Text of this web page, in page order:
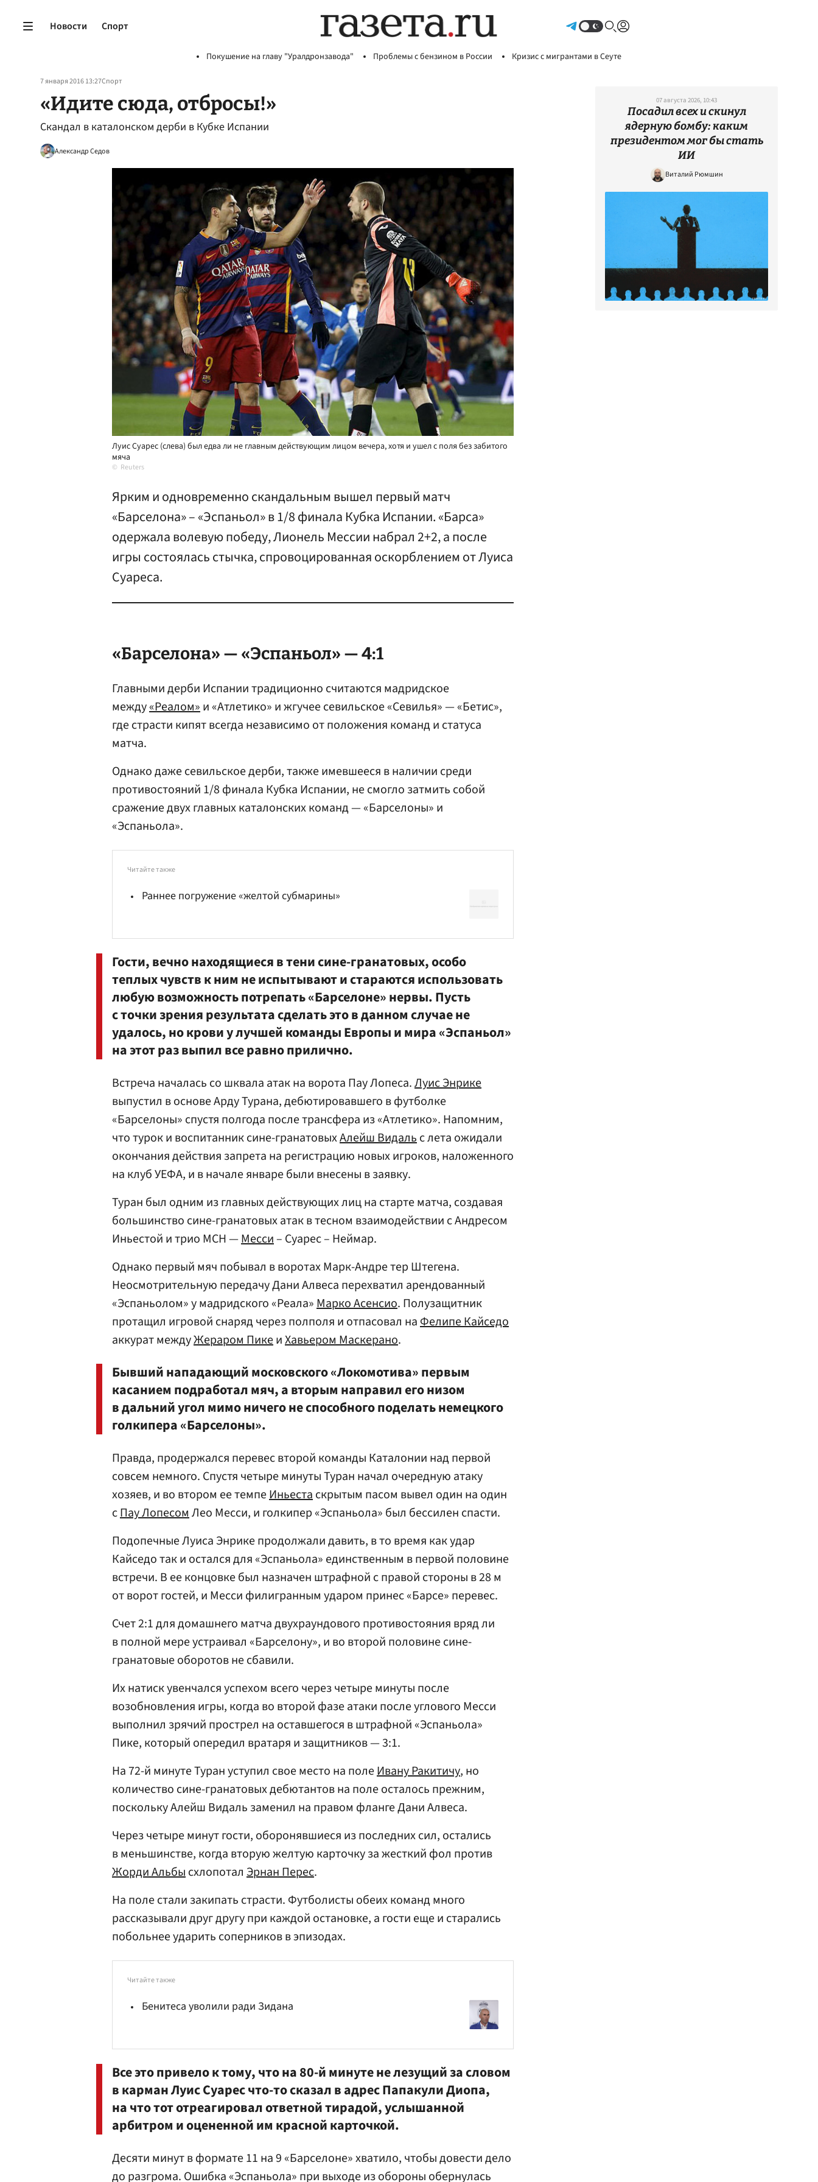
Новости Спорт
Покушение на главу "Уралдронзавода" Проблемы с бензином в России Кризис с мигрантами в Сеуте
7 января 2016 13:27Спорт
«Идите сюда, отбросы!»
Скандал в каталонском дерби в Кубке Испании
Александр Седов
Луис Суарес (слева) был едва ли не главным действующим лицом вечера, хотя и ушел с поля без забитого
мяча
Reuters
Ярким и одновременно скандальным вышел первый матч
«Барселона» – «Эспаньол» в 1/8 финала Кубка Испании. «Барса»
одержала волевую победу, Лионель Мессии набрал 2+2, а после
игры состоялась стычка, спровоцированная оскорблением от Луиса
Суареса.
«Барселона» — «Эспаньол» — 4:1
Главными дерби Испании традиционно считаются мадридское
между«Реалом»и «Атлетико» и жгучее севильское «Севилья» — «Бетис»,
где страсти кипят всегда независимо от положения команд и статуса
матча.
Однако даже севильское дерби, также имевшееся в наличии среди
противостояний 1/8 финала Кубка Испании, не смогло затмить собой
сражение двух главных каталонских команд — «Барселоны» и
«Эспаньола».
Читайте также
Раннее погружение «желтой субмарины»
Гости, вечно находящиеся в тени сине-гранатовых, особо
теплых чувств к ним не испытывают и стараются использовать
любую возможность потрепать «Барселоне» нервы. Пусть
с точки зрения результата сделать это в данном случае не
удалось, но крови у лучшей команды Европы и мира «Эспаньол»
на этот раз выпил все равно прилично.
Встреча началась со шквала атак на ворота Пау Лопеса.Луис Энрике
выпустил в основе Арду Турана, дебютировавшего в футболке
«Барселоны» спустя полгода после трансфера из «Атлетико». Напомним,
что турок и воспитанник сине-гранатовыхАлейш Видальс лета ожидали
окончания действия запрета на регистрацию новых игроков, наложенного
на клуб УЕФА, и в начале январе были внесены в заявку.
Туран был одним из главных действующих лиц на старте матча, создавая
большинство сине-гранатовых атак в тесном взаимодействии с Андресом
Иньестой и трио МСН —Месси– Суарес – Неймар.
Однако первый мяч побывал в воротах Марк-Андре тер Штегена.
Неосмотрительную передачу Дани Алвеса перехватил арендованный
«Эспаньолом» у мадридского «Реала»Марко Асенсио. Полузащитник
протащил игровой снаряд через полполя и отпасовал наФелипе Кайседо
аккурат междуЖераром ПикеиХавьером Маскерано.
Бывший нападающий московского «Локомотива» первым
касанием подработал мяч, а вторым направил его низом
в дальний угол мимо ничего не способного поделать немецкого
голкипера «Барселоны».
Правда, продержался перевес второй команды Каталонии над первой
совсем немного. Спустя четыре минуты Туран начал очередную атаку
хозяев, и во втором ее темпеИньестаскрытым пасом вывел один на один
сПау ЛопесомЛео Месси, и голкипер «Эспаньола» был бессилен спасти.
Подопечные Луиса Энрике продолжали давить, в то время как удар
Кайседо так и остался для «Эспаньола» единственным в первой половине
встречи. В ее концовке был назначен штрафной с правой стороны в 28 м
от ворот гостей, и Месси филигранным ударом принес «Барсе» перевес.
Счет 2:1 для домашнего матча двухраундового противостояния вряд ли
в полной мере устраивал «Барселону», и во второй половине сине-
гранатовые оборотов не сбавили.
Их натиск увенчался успехом всего через четыре минуты после
возобновления игры, когда во второй фазе атаки после углового Месси
выполнил зрячий прострел на оставшегося в штрафной «Эспаньола»
Пике, который опередил вратаря и защитников — 3:1.
На 72-й минуте Туран уступил свое место на полеИвану Ракитичу, но
количество сине-гранатовых дебютантов на поле осталось прежним,
поскольку Алейш Видаль заменил на правом фланге Дани Алвеса.
Через четыре минут гости, оборонявшиеся из последних сил, остались
в меньшинстве, когда вторую желтую карточку за жесткий фол против
Жорди Альбысхлопотал Эрнан Перес.
На поле стали закипать страсти. Футболисты обеих команд много
рассказывали друг другу при каждой остановке, а гости еще и старались
побольнее ударить соперников в эпизодах.
Читайте также
Бенитеса уволили ради Зидана
Все это привело к тому, что на 80-й минуте не лезущий за словом
в карман Луис Суарес что-то сказал в адрес Папакули Диопа,
на что тот отреагировал ответной тирадой, услышанной
арбитром и оцененной им красной карточкой.
Десяти минут в формате 11 на 9 «Барселоне» хватило, чтобы довести дело
до разгрома. Ошибка «Эспаньола» при выходе из обороны обернулась
07 августа 2026, 10:43
Посадил всех и скинул
ядерную бомбу: каким
президентом мог бы стать
ИИ
Виталий Рюмшин